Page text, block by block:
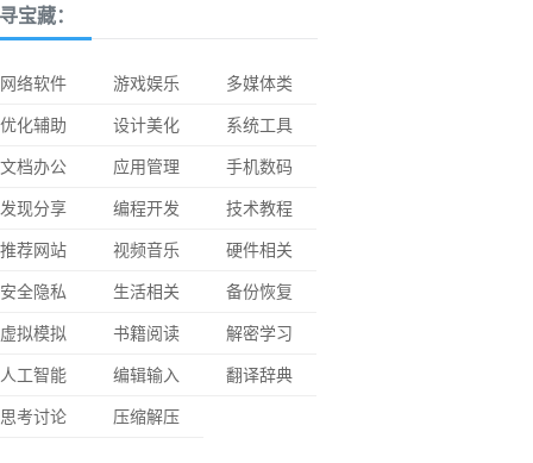
宝藏：
网络软件 游戏娱乐
多媒体类
优化辅助
设计美化
系统工具
文档办公
应用管理
手机数码
发现分享
编程开发
技术教程
推荐网站
视频音乐
硬件相关
安全隐私
生活相关
备份恢复
虚拟模拟
书籍阅读
解密学习
人工智能
编辑输入
翻译辞典
思考讨论
压缩解压